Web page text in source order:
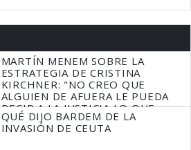
MARTÍN MENEM SOBRE LA
ESTRATEGIA DE CRISTINA
KIRCHNER: "NO CREO QUE
ALGUIEN DE AFUERA LE PUEDA
DECIR A LA JUSTICIA LO QUE
TIENE QUE HACER"
QUÉ DIJO BARDEM DE LA
INVASIÓN DE CEUTA